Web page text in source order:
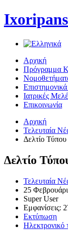
Αρχική
Πρόγραμμα
Ιατρικές
Επικοινωνία
Αρχική
Τελευταία
Δελτίο Τύπου
Δελτίο
Τελευταία
25
Super User
Εμφανίσεις:
Εκτύπωση
Ηλεκτρονικό